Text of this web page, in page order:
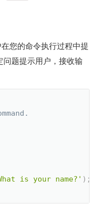
您的命令执行过程中提
题提示用户，接收输
is your name?' ) ;